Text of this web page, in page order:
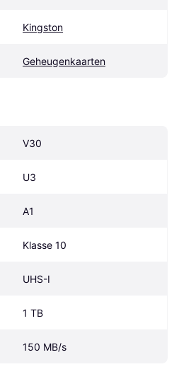
Kingston
Geheugenkaarten
V30
U3
A1
Klasse 10
UHS-I
1 TB
150 MB/s